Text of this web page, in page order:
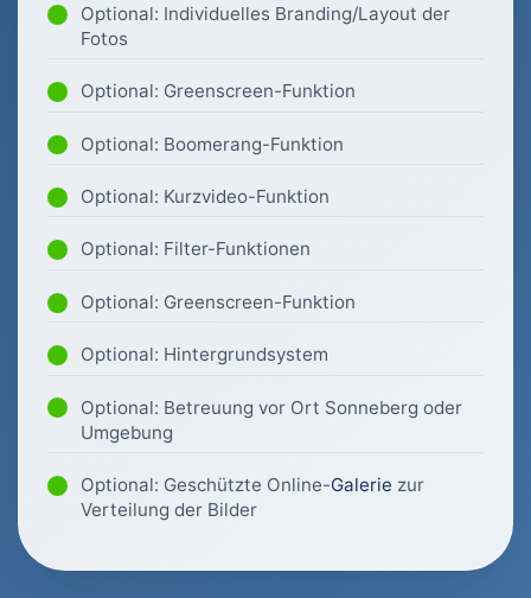
Optional: Individuelles Branding/Layout der
Fotos
Optional: Greenscreen-Funktion
Optional: Boomerang-Funktion
Optional: Kurzvideo-Funktion
Optional: Filter-Funktionen
Optional: Greenscreen-Funktion
Optional: Hintergrundsystem
Optional: Betreuung vor Ort Sonneberg oder
Umgebung
Optional: Geschützte Online-Galerie zur
Verteilung der Bilder